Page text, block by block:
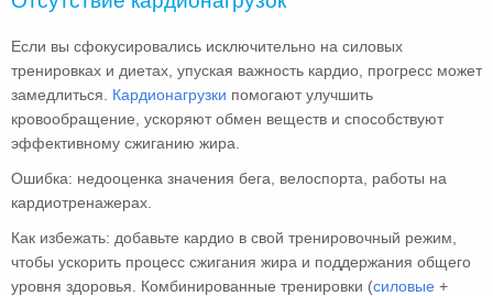
Если вы сфокусировались исключительно на силовых
тренировках и диетах, упуская важность кардио, прогресс может
замедлиться.
Кардионагрузки помогают улучшить
кровообращение, ускоряют обмен веществ и способствуют
эффективному сжиганию жира.
Ошибка: недооценка значения бега, велоспорта, работы на
кардиотренажерах.
Как избежать: добавьте кардио в свой тренировочный режим,
чтобы ускорить процесс сжигания жира и поддержания общего
уровня здоровья. Комбинированные тренировки (силовые +